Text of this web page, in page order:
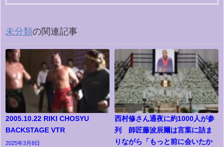
未分類の関連記事
2005.10.22 RIKI CHOSYU
BACKSTAGE VTR
2025年3月8日
西村修さん通夜に約1000人が参
列 師匠藤波辰爾は言葉に詰ま
りながら「もっと前に会いたか